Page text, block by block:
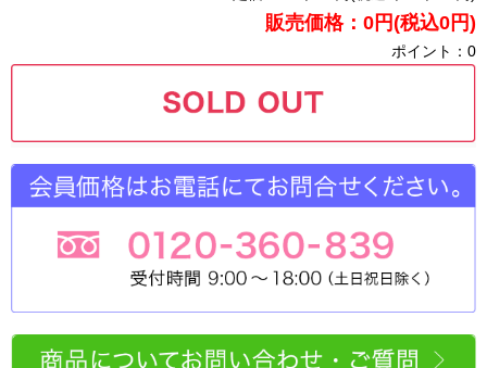
販売価格：0円(税込0円)
ポイント：0